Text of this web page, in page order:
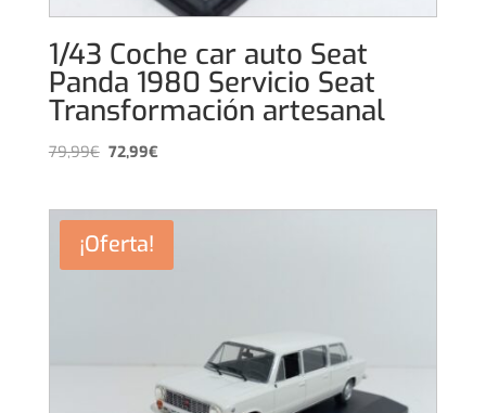
1/43 Coche car auto Seat
Panda 1980 Servicio Seat
Transformación artesanal
79,99€El
era:
79,99€.
72,99€El
es:
¡Oferta!